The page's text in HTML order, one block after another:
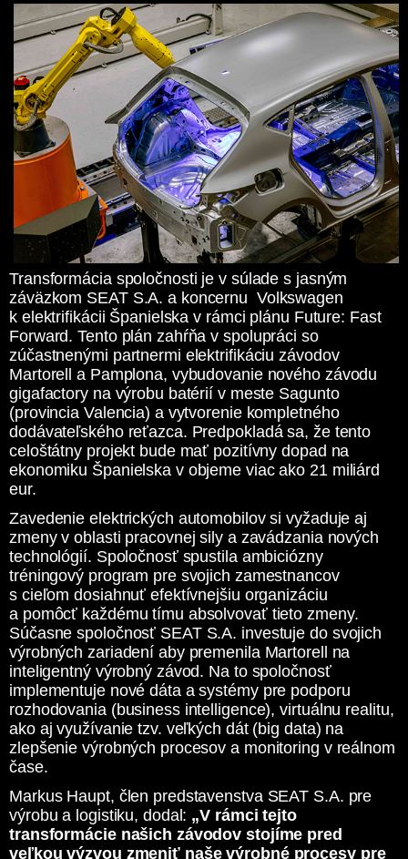
Transformácia spoločnosti je v súlade s jasným
záväzkom SEAT S.A. a koncernu Volkswagen
k elektrifikácii Španielska v rámci plánu Future: Fast
Forward. Tento plán zahŕňa v spolupráci so
zúčastnenými partnermi elektrifikáciu závodov
Martorell a Pamplona, vybudovanie nového závodu
gigafactory na výrobu batérií v meste Sagunto
(provincia Valencia) a vytvorenie kompletného
dodávateľského reťazca. Predpokladá sa, že tento
celoštátny projekt bude mať pozitívny dopad na
ekonomiku Španielska v objeme viac ako 21 miliárd
eur.
Zavedenie elektrických automobilov si vyžaduje aj
zmeny v oblasti pracovnej sily a zavádzania nových
technológií. Spoločnosť spustila ambiciózny
tréningový program pre svojich zamestnancov
s cieľom dosiahnuť efektívnejšiu organizáciu
a pomôcť každému tímu absolvovať tieto zmeny.
Súčasne spoločnosť SEAT S.A. investuje do svojich
výrobných zariadení aby premenila Martorell na
inteligentný výrobný závod. Na to spoločnosť
implementuje nové dáta a systémy pre podporu
rozhodovania (business intelligence), virtuálnu realitu,
ako aj využívanie tzv. veľkých dát (big data) na
zlepšenie výrobných procesov a monitoring v reálnom
čase.
Markus Haupt, člen predstavenstva SEAT S.A. pre
výrobu a logistiku, dodal: „V rámci tejto
transformácie našich závodov stojíme pred
veľkou výzvou zmeniť naše výrobné procesy pre